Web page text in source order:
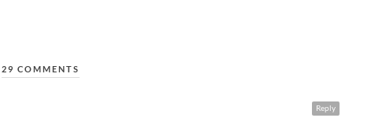
29 COMMENTS
Reply